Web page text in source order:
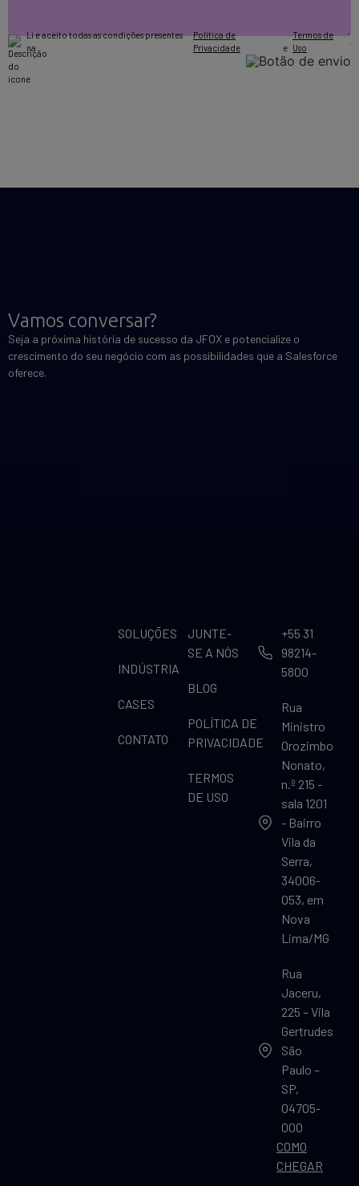
Li e aceito todas as condições presentes
na
Política de
Privacidade
e
Termos de
Uso
Vamos conversar?
Seja a próxima história de sucesso da JFOX e potencialize o
crescimento do seu negócio com as possibilidades que a Salesforce
oferece.
SOLUÇÕES
INDÚSTRIA
CASES
CONTATO
JUNTE-
SE A NÓS
BLOG
POLÍTICA DE
PRIVACIDADE
TERMOS
DE USO
+55 31
98214-
5800
Rua
Ministro
Orozimbo
Nonato,
n.º 215 -
sala 1201
- Bairro
Vila da
Serra,
34006-
053, em
Nova
Lima/MG
Rua
Jaceru,
225 – Vila
Gertrudes
São
Paulo –
SP,
04705-
000
COMO
CHEGAR